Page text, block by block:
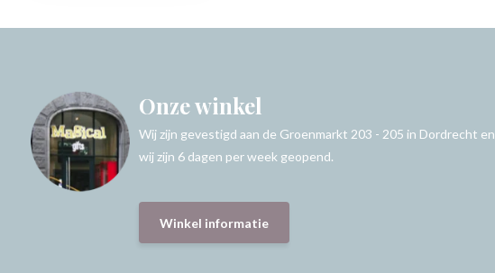
Onze winkel
Wij zijn gevestigd aan de Groenmarkt 203 - 205 in Dordrecht en
wij zijn 6 dagen per week geopend.
Winkel informatie